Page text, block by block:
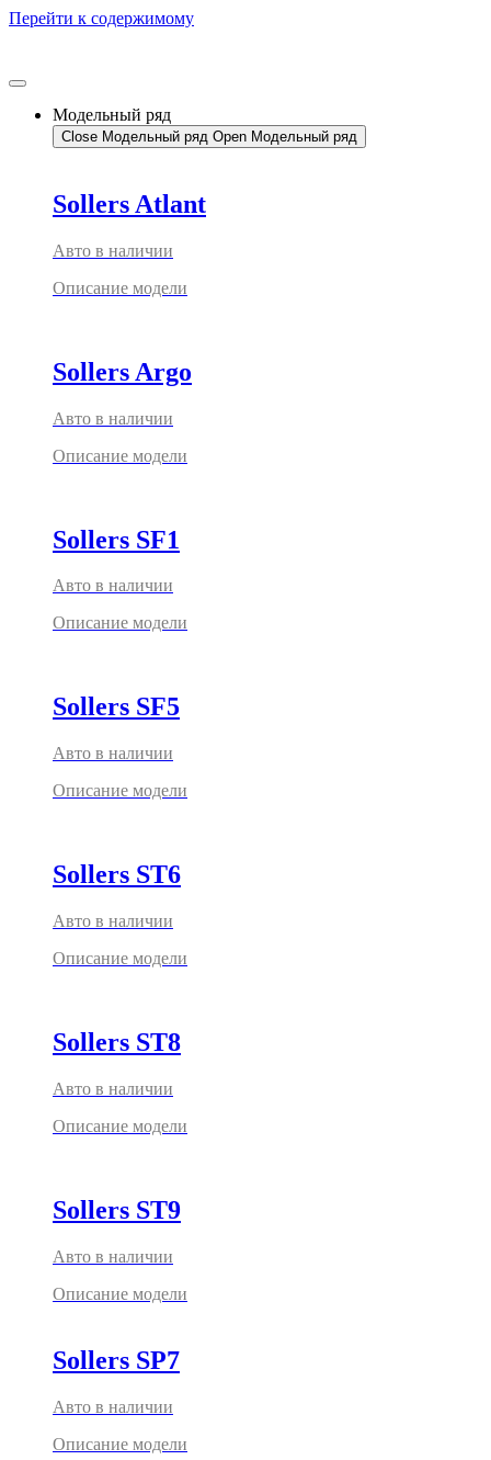
Перейти к содержимому
Модельный ряд
Close Модельный ряд Open Модельный ряд
Sollers Atlant
Авто в наличии
Описание модели
Sollers Argo
Авто в наличии
Описание модели
Sollers SF1
Авто в наличии
Описание модели
Sollers SF5
Авто в наличии
Описание модели
Sollers ST6
Авто в наличии
Описание модели
Sollers ST8
Авто в наличии
Описание модели
Sollers ST9
Авто в наличии
Описание модели
Sollers SP7
Авто в наличии
Описание модели